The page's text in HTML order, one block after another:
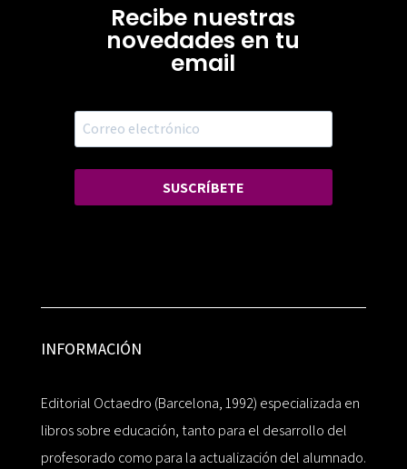
Recibe nuestras
novedades en tu
email
SUSCRÍBETE
INFORMACIÓN
Editorial Octaedro (Barcelona, 1992) especializada en
libros sobre educación, tanto para el desarrollo del
profesorado como para la actualización del alumnado.